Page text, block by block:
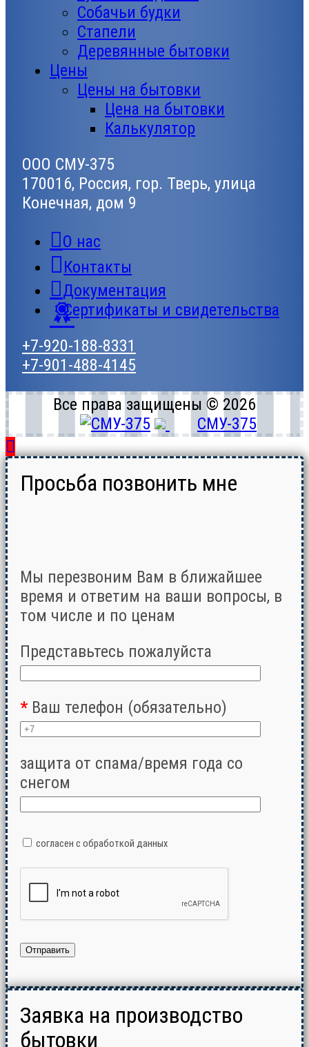
Собачьи будки
Стапели
Деревянные бытовки
Цены
Цены на бытовки
Цена на бытовки
Калькулятор
ООО СМУ-375
170016, Россия, гор. Тверь, улица
Конечная, дом 9
О нас
Контакты
Документация
Сертификаты и свидетельства
+7-920-188-8331
+7-901-488-4145
Все права защищены © 2026
СМУ-375
Просьба позвонить мне
Мы перезвоним Вам в ближайшее
время и ответим на ваши вопросы, в
том числе и по ценам
Представьтесь пожалуйста
* Ваш телефон (обязательно)
защита от спама/время года со
снегом
согласен с обработкой данных
Заявка на производство
бытовки